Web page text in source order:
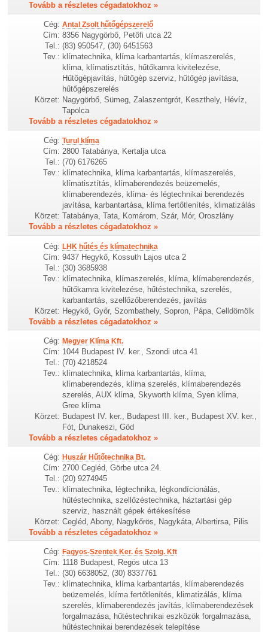
Tovább a részletes cégadatokhoz »
Cég: Antal Zsolt hűtőgépszerelő
Cím: 8356 Nagygörbő, Petőfi utca 22
Tel.: (83) 950547, (30) 6451563
Tev.: klímatechnika, klíma karbantartás, klímaszerelés,
klíma, klímatisztítás, hűtőkamra kivitelezése,
Hűtőgépjavítás, hűtőgép szerviz, hűtőgép javítása,
hűtőgépszerelés
Körzet: Nagygörbő, Sümeg, Zalaszentgrót, Keszthely, Hévíz,
Tapolca
Tovább a részletes cégadatokhoz »
Cég: Turul klíma
Cím: 2800 Tatabánya, Kertalja utca
Tel.: (70) 6176265
Tev.: klímatechnika, klíma karbantartás, klímaszerelés,
klímatisztítás, klímaberendezés beüzemelés,
klímaberendezés, klíma- és légtechnikai berendezés
javítása, karbantartása, klíma fertőtlenítés, klimatizálás
Körzet: Tatabánya, Tata, Komárom, Szár, Mór, Oroszlány
Tovább a részletes cégadatokhoz »
Cég: LHK hűtés és klímatechnika
Cím: 9437 Hegykő, Kossuth Lajos utca 2
Tel.: (30) 3685938
Tev.: klímatechnika, klímaszerelés, klíma, klímaberendezés,
hűtőkamra kivitelezése, hűtéstechnika, szerelés,
karbantartás, szellőzőberendezés, javítás
Körzet: Hegykő, Győr, Szombathely, Sopron, Pápa, Celldömölk
Tovább a részletes cégadatokhoz »
Cég: Megyer Klíma Kft.
Cím: 1044 Budapest IV. ker., Szondi utca 41
Tel.: (70) 4218524
Tev.: klímatechnika, klíma karbantartás, klíma,
klímaberendezés, klíma szerelés, klímaberendezés
szerelés, AUX klíma, Skyworth klíma, Syen klíma,
Gree klíma
Körzet: Budapest IV. ker., Budapest III. ker., Budapest XV. ker.,
Fót, Dunakeszi, Göd
Tovább a részletes cégadatokhoz »
Cég: Huszár Hűtőtechnika Bt.
Cím: 2700 Cegléd, Görbe utca 24.
Tel.: (20) 9274945
Tev.: klímatechnika, légtechnika, légkondícionálás,
hűtéstechnika, szellőzéstechnika, háztartási gép
szerviz, használt gépek értékesítése
Körzet: Cegléd, Abony, Nagykőrös, Nagykáta, Albertirsa, Pilis
Tovább a részletes cégadatokhoz »
Cég: Fagyos-Szentek Ker. és Szolg. Kft
Cím: 1118 Budapest, Regös utca 13
Tel.: (30) 6638052, (30) 8337761
Tev.: klímatechnika, klíma karbantartás, klímaberendezés
beüzemelés, klíma fertőtlenítés, klimatizálás, klíma
szerelés, klímaberendezés javítás, klímaberendezések
forgalmazása, hűtéstechnikai eszközök forgalmazása,
hűtéstechnikai berendezések telepítése